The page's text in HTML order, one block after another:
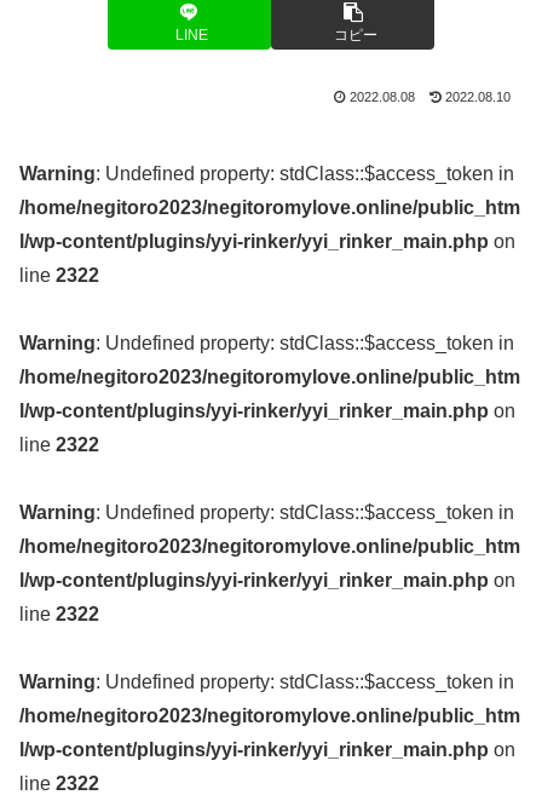
LINE コピー
2022.08.08 2022.08.10
Warning: Undefined property: stdClass::$access_token in
/home/negitoro2023/negitoromylove.online/public_htm
l/wp-content/plugins/yyi-rinker/yyi_rinker_main.php on
line 2322
Warning: Undefined property: stdClass::$access_token in
/home/negitoro2023/negitoromylove.online/public_htm
l/wp-content/plugins/yyi-rinker/yyi_rinker_main.php on
line 2322
Warning: Undefined property: stdClass::$access_token in
/home/negitoro2023/negitoromylove.online/public_htm
l/wp-content/plugins/yyi-rinker/yyi_rinker_main.php on
line 2322
Warning: Undefined property: stdClass::$access_token in
/home/negitoro2023/negitoromylove.online/public_htm
l/wp-content/plugins/yyi-rinker/yyi_rinker_main.php on
line 2322